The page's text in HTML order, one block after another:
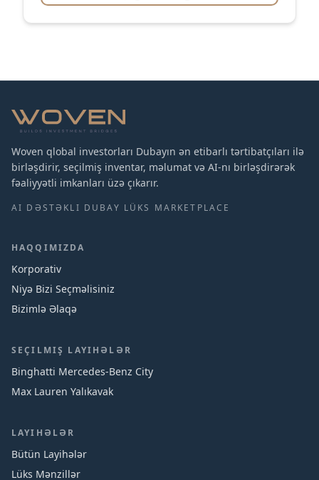
Woven qlobal investorları Dubayın ən etibarlı tərtibatçıları ilə
birləşdirir, seçilmiş inventar, məlumat və AI-nı birləşdirərək
fəaliyyətli imkanları üzə çıkarır.
AI DƏSTƏKLI DUBAY LÜKS MARKETPLACE
HAQQIMIZDA
Korporativ
Niyə Bizi Seçməlisiniz
Bizimlə Əlaqə
SEÇILMIŞ LAYIHƏLƏR
Binghatti Mercedes‑Benz City
Max Lauren Yalıkavak
LAYIHƏLƏR
Bütün Layihələr
Lüks Mənzillər